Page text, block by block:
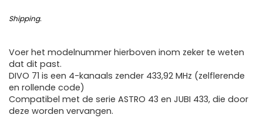
Shipping.
Voer het modelnummer hierboven inom zeker te weten
dat dit past.
DIVO 71 is een 4-kanaals zender 433,92 MHz (zelflerende
en rollende code)
Compatibel met de serie ASTRO 43 en JUBI 433, die door
deze worden vervangen.